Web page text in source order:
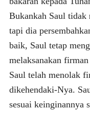
Bukankah Saul
tapi dia
baik, Saul tetap
melaksanakan
Saul telah menolak
dikehendaki-Nya.
sesuai keinginannya